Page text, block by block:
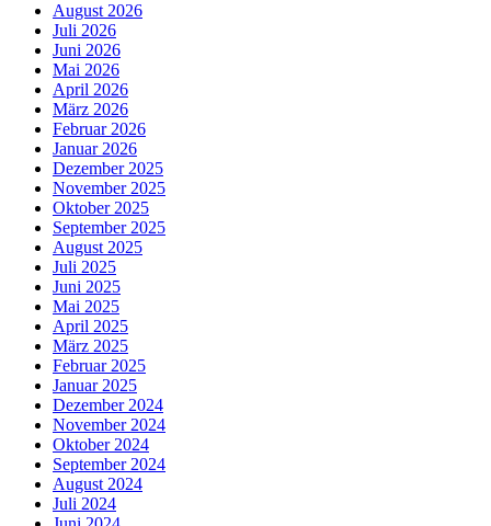
August 2026
Juli 2026
Juni 2026
Mai 2026
April 2026
März 2026
Februar 2026
Januar 2026
Dezember 2025
November 2025
Oktober 2025
September 2025
August 2025
Juli 2025
Juni 2025
Mai 2025
April 2025
März 2025
Februar 2025
Januar 2025
Dezember 2024
November 2024
Oktober 2024
September 2024
August 2024
Juli 2024